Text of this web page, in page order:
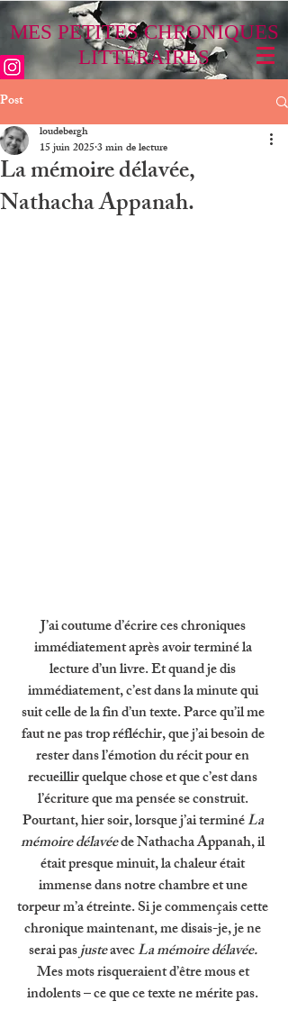
MES PETITES CHRONIQUES
LITTÉRAIRES
Post
La mémoire délavée,
Nathacha Appanah.
loudebergh
15 juin 20253 min de lecture
J’ai coutume d’écrire ces chroniques
immédiatement après avoir terminé la
lecture d’un livre. Et quand je dis
immédiatement, c’est dans la minute qui
suit celle de la fin d’un texte. Parce qu’il me
faut ne pas trop réfléchir, que j’ai besoin de
rester dans l’émotion du récit pour en
recueillir quelque chose et que c’est dans
l’écriture que ma pensée se construit.
Pourtant, hier soir, lorsque j’ai terminé La
mémoire délavée de Nathacha Appanah, il
était presque minuit, la chaleur était
immense dans notre chambre et une
torpeur m’a étreinte. Si je commençais cette
chronique maintenant, me disais-je, je ne
serai pas juste avec La mémoire délavée.
Mes mots risqueraient d’être mous et
indolents – ce que ce texte ne mérite pas.